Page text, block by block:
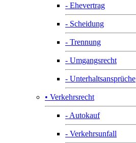
- Ehevertrag
- Scheidung
- Trennung
- Umgangsrecht
- Unterhaltsansprüche
• Verkehrsrecht
- Autokauf
- Verkehrsunfall